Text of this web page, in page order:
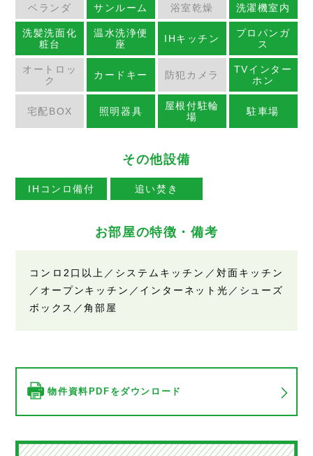
ベランダ サンルーム 浴室乾燥 洗濯機室内
洗髪洗面化
粧台
温水洗浄便
座
IHキッチン
プロパンガ
ス
オートロッ
ク
カードキー 防犯カメラ
TVインター
ホン
宅配BOX 照明器具
屋根付駐輪
場
駐車場
その他設備
IHコンロ備付 追い焚き
お部屋の特徴・備考
コンロ2口以上／システムキッチン／対面キッチン
／オープンキッチン／インターネット光／シューズ
ボックス／角部屋
物件資料PDFをダウンロード